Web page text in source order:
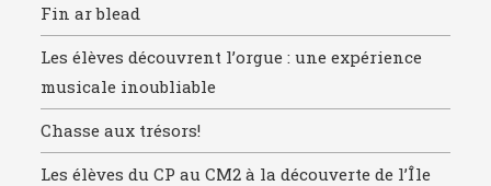
Fin ar blead
Les élèves découvrent l’orgue : une expérience
musicale inoubliable
Chasse aux trésors!
Les élèves du CP au CM2 à la découverte de l’Île